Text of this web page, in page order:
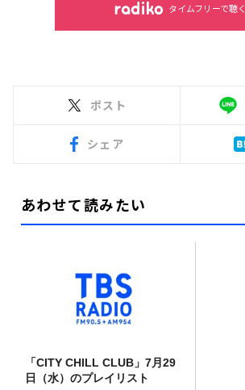
タイムフリーで聴く
ポスト
シェア
あわせて読みたい
「CITY CHILL CLUB」7月29
日（水）のプレイリスト